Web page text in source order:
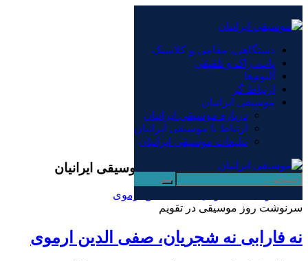
دستگاهی، مقامی و کلاسیک
پاپ، راک و تلفیقی
آلبوم‌ها
ارتباط گر
موسیقی ایرانیان
درباره موسیقی ایرانیان
ارتباط با موسیقی ایرانیان
تبلیغات موسیقی ایرانیان
دستگاهی، مقامی و کلاسیک
پاپ، راک و تلفیقی
آلبوم‌ها
ارتباط گر
موسیقی ایرانیان
درباره موسیقی ایرانیان
ارتباط با موسیقی ایرانیان
تبلیغات موسیقی ایرانیان
بایگانی‌ها صفی الدین ارموی - موسیقی ایرانیان
سرنوشت روز موسیقی در تقویم
نه فارابی نه شجریان، صفی الدین ارموی